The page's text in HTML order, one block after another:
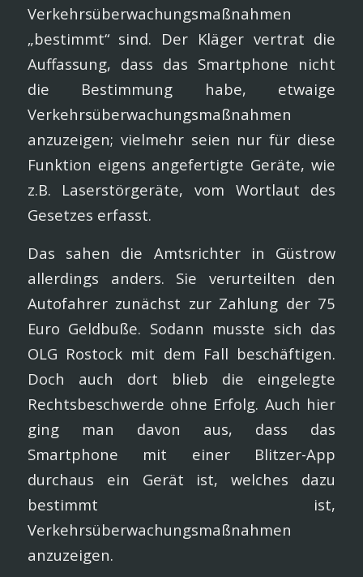
Verkehrsüberwachungsmaßnahmen
„bestimmt“ sind. Der Kläger vertrat die
Auffassung, dass das Smartphone nicht
die Bestimmung habe, etwaige
Verkehrsüberwachungsmaßnahmen
anzuzeigen; vielmehr seien nur für diese
Funktion eigens angefertigte Geräte, wie
z.B. Laserstörgeräte, vom Wortlaut des
Gesetzes erfasst.
Das sahen die Amtsrichter in Güstrow
allerdings anders. Sie verurteilten den
Autofahrer zunächst zur Zahlung der 75
Euro Geldbuße. Sodann musste sich das
OLG Rostock mit dem Fall beschäftigen.
Doch auch dort blieb die eingelegte
Rechtsbeschwerde ohne Erfolg. Auch hier
ging man davon aus, dass das
Smartphone mit einer Blitzer-App
durchaus ein Gerät ist, welches dazu
bestimmt ist,
Verkehrsüberwachungsmaßnahmen
anzuzeigen.